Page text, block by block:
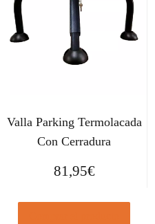
Valla Parking Termolacada
Con Cerradura
81,95€